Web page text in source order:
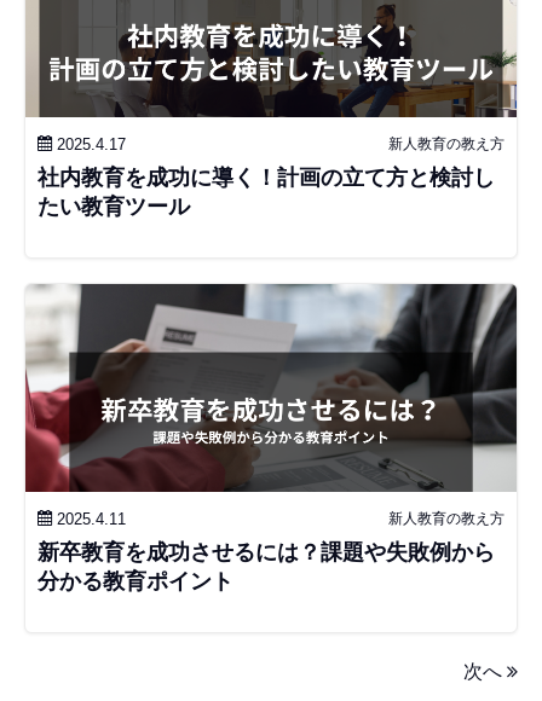
2025.4.17 新人教育の教え方
社内教育を成功に導く！計画の立て方と検討し
たい教育ツール
2025.4.11 新人教育の教え方
新卒教育を成功させるには？課題や失敗例から
分かる教育ポイント
次へ